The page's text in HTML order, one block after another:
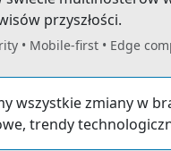
przyszłości.
• Mobile-first • Edge
wszystkie zmiany w
trendy